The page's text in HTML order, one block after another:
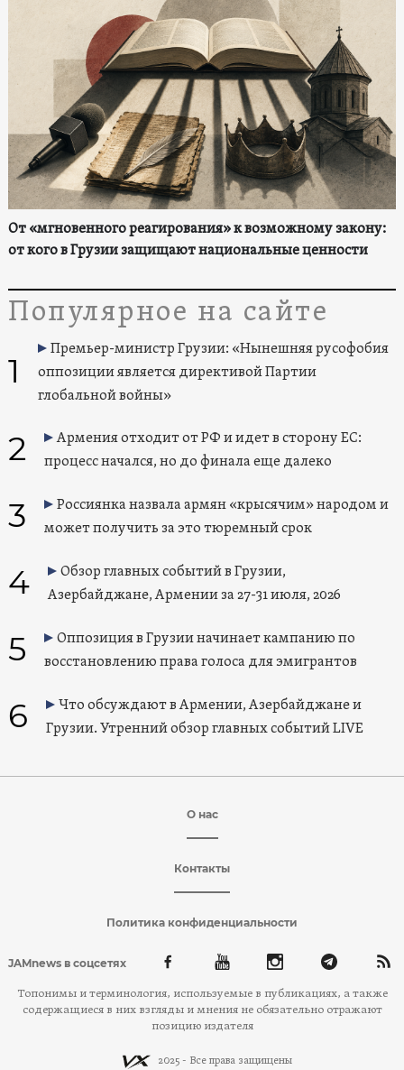
От «мгновенного реагирования» к возможному закону:
от кого в Грузии защищают национальные ценности
Популярное на сайте
1
Премьер-министр Грузии: «Нынешняя русофобия
оппозиции является директивой Партии
глобальной войны»
2
Армения отходит от РФ и идет в сторону ЕС:
процесс начался, но до финала еще далеко
3
Россиянка назвала армян «крысячим» народом и
может получить за это тюремный срок
4
Обзор главных событий в Грузии,
Азербайджане, Армении за 27-31 июля, 2026
5
Оппозиция в Грузии начинает кампанию по
восстановлению права голоса для эмигрантов
6
Что обсуждают в Армении, Азербайджане и
Грузии. Утренний обзор главных событий LIVE
О нас
Контакты
Политика конфиденциальности
JAMnews в соцсетях
Топонимы и терминология, используемые в публикациях, а также
содержащиеся в них взгляды и мнения не обязательно отражают
позицию издателя
2025 - Все права защищены